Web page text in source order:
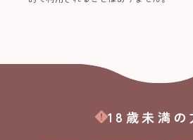
18歳未満の